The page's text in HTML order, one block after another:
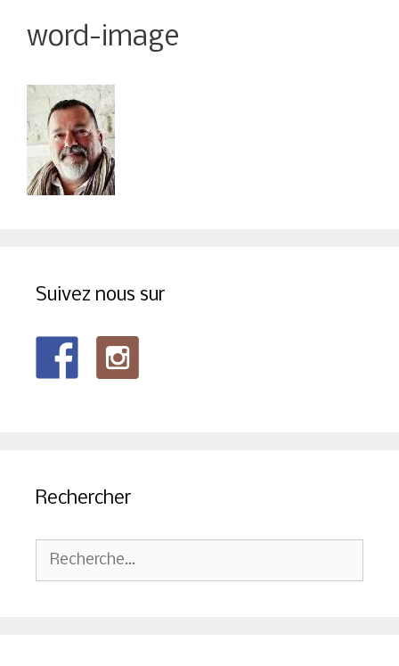
word-image
Suivez nous sur
Rechercher
Rechercher :